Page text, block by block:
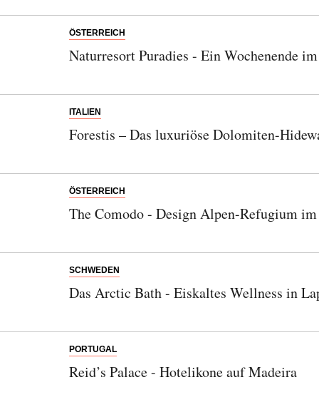
ÖSTERREICH
Naturresort Puradies - Ein Wochenende
ITALIEN
Forestis – Das luxuriöse Dolomiten-
ÖSTERREICH
The Comodo - Design Alpen-Refugium
SCHWEDEN
Das Arctic Bath - Eiskaltes Wellness in
PORTUGAL
Reid’s Palace - Hotelikone auf Madeira